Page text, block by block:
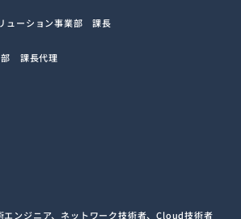
ューション事業部課長
部 課長代理
エンジニア、ネットワーク技術者、Cloud技術者